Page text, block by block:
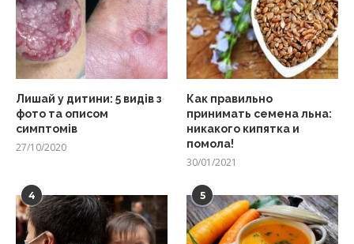
Лишай у дитини: 5 видів з
фото та описом
симптомів
27/10/2020
Как правильно
принимать семена льна:
никакого кипятка и
помола!
30/01/2021
4 5